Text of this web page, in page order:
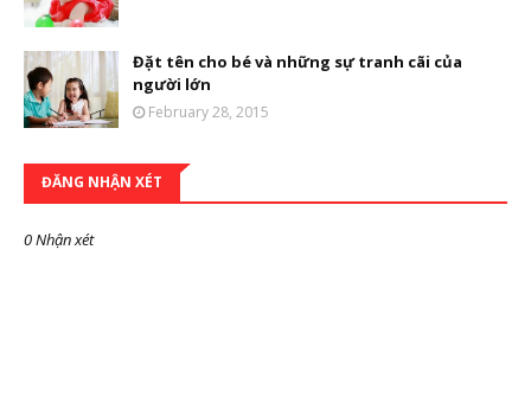
Đặt tên cho bé và những sự tranh cãi của
người lớn
February 28, 2015
ĐĂNG NHẬN XÉT
0 Nhận xét